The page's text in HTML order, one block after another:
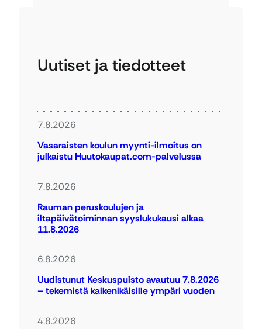
Uutiset ja tiedotteet
7.8.2026
Vasaraisten koulun myynti-ilmoitus on
julkaistu Huutokaupat.com-palvelussa
7.8.2026
Rauman peruskoulujen ja
iltapäivätoiminnan syyslukukausi alkaa
11.8.2026
6.8.2026
Uudistunut Keskuspuisto avautuu 7.8.2026
– tekemistä kaikenikäisille ympäri vuoden
4.8.2026